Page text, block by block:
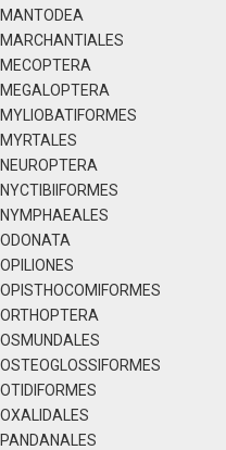
MANTODEA
MARCHANTIALES
MECOPTERA
MEGALOPTERA
MYLIOBATIFORMES
MYRTALES
NEUROPTERA
NYCTIBIIFORMES
NYMPHAEALES
ODONATA
OPILIONES
OPISTHOCOMIFORMES
ORTHOPTERA
OSMUNDALES
OSTEOGLOSSIFORMES
OTIDIFORMES
OXALIDALES
PANDANALES